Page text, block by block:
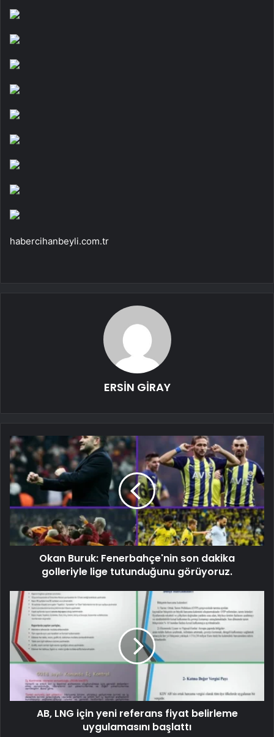
habercihanbeyli.com.tr
ERSİN GİRAY
Okan Buruk: Fenerbahçe'nin son dakika
golleriyle lige tutunduğunu görüyoruz.
AB, LNG için yeni referans fiyat belirleme
uygulamasını başlattı